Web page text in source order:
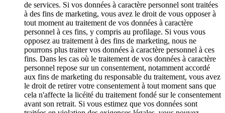
de services. Si vos données à caractère personnel sont traitées
à des fins de marketing, vous avez le droit de vous opposer à
tout moment au traitement de vos données à caractère
personnel à ces fins, y compris au profilage. Si vous vous
opposez au traitement à des fins de marketing, nous ne
pourrons plus traiter vos données à caractère personnel à ces
fins. Dans les cas où le traitement de vos données à caractère
personnel repose sur un consentement, notamment accordé
aux fins de marketing du responsable du traitement, vous avez
le droit de retirer votre consentement à tout moment sans que
cela n'affecte la licéité du traitement fondé sur le consentement
avant son retrait. Si vous estimez que vos données sont